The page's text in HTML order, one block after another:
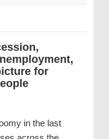
for
in the last